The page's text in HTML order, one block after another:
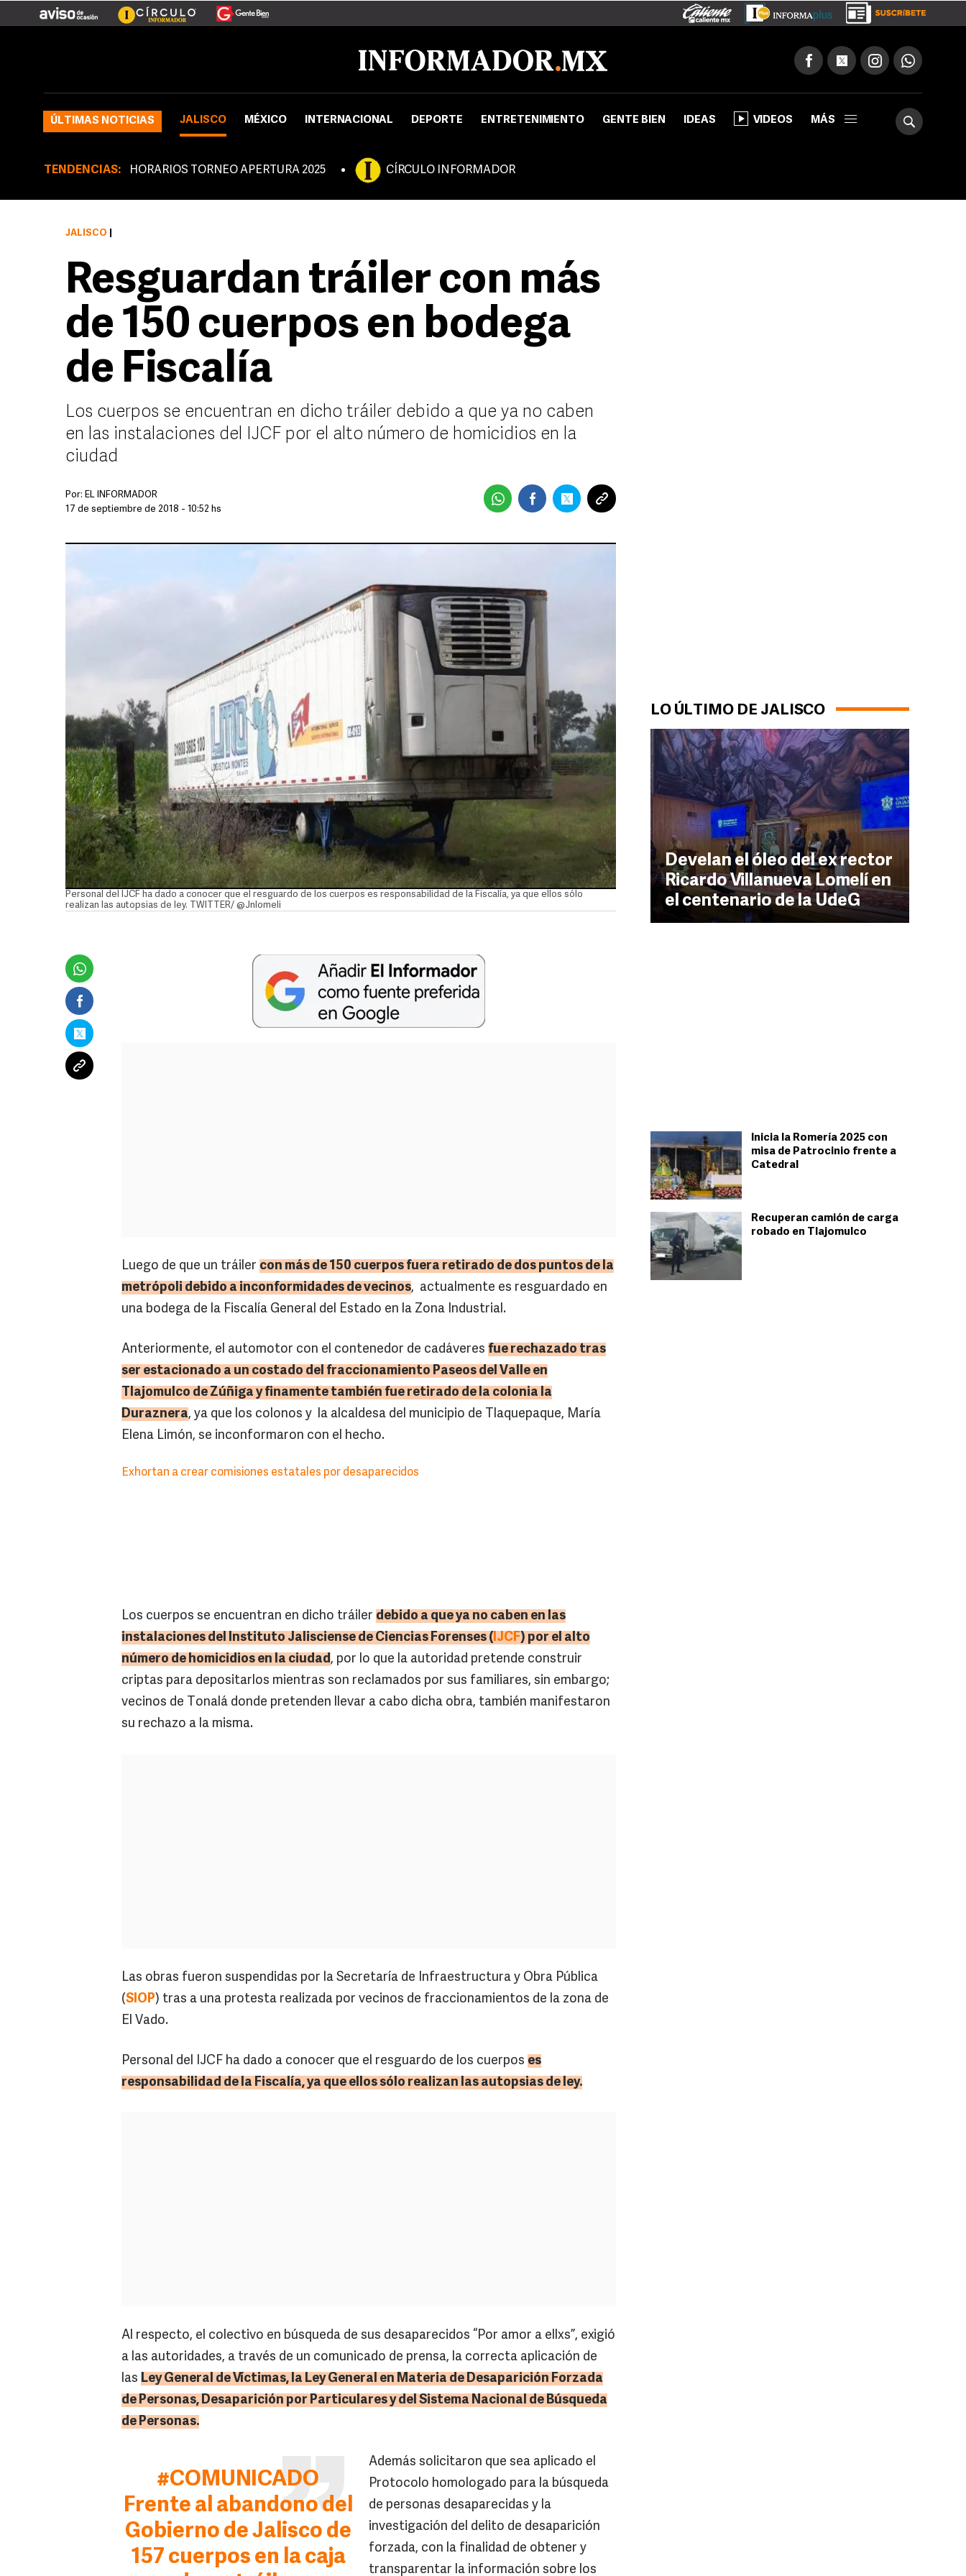
ÚLTIMAS NOTICIAS JALISCO MÉXICO INTERNACIONAL DEPORTE ENTRETENIMIENTO GENTE BIEN IDEAS VIDEOS MÁS
TENDENCIAS: HORARIOS TORNEO APERTURA 2025 CÍRCULO INFORMADOR
LO ÚLTIMO DE JALISCO
Develan el óleo del ex rector
Ricardo Villanueva Lomelí en
el centenario de la UdeG
Inicia la Romería 2025 con
misa de Patrocinio frente a
Catedral
Recuperan camión de carga
robado en Tlajomulco
JALISCO
Resguardan tráiler con más
de 150 cuerpos en bodega
de Fiscalía
Los cuerpos se encuentran en dicho tráiler debido a que ya no caben
en las instalaciones del IJCF por el alto número de homicidios en la
ciudad
Por: EL INFORMADOR
17 de septiembre de 2018 - 10:52 hs
Personal del IJCF ha dado a conocer que el resguardo de los cuerpos es responsabilidad de la Fiscalía, ya que ellos sólo
realizan las autopsias de ley. TWITTER/ @Jnlomeli
Luego de que un tráiler con más de 150 cuerpos fuera retirado de dos puntos de la
metrópoli debido a inconformidades de vecinos, actualmente es resguardado en
una bodega de la Fiscalía General del Estado en la Zona Industrial.
Anteriormente, el automotor con el contenedor de cadáveres fue rechazado tras
ser estacionado a un costado del fraccionamiento Paseos del Valle en
Tlajomulco de Zúñiga y finamente también fue retirado de la colonia la
Duraznera, ya que los colonos y la alcaldesa del municipio de Tlaquepaque, María
Elena Limón, se inconformaron con el hecho.
Exhortan a crear comisiones estatales por desaparecidos
Los cuerpos se encuentran en dicho tráiler debido a que ya no caben en las
instalaciones del Instituto Jalisciense de Ciencias Forenses (IJCF) por el alto
número de homicidios en la ciudad, por lo que la autoridad pretende construir
criptas para depositarlos mientras son reclamados por sus familiares, sin embargo;
vecinos de Tonalá donde pretenden llevar a cabo dicha obra, también manifestaron
su rechazo a la misma.
Las obras fueron suspendidas por la Secretaría de Infraestructura y Obra Pública
(SIOP) tras a una protesta realizada por vecinos de fraccionamientos de la zona de
El Vado.
Personal del IJCF ha dado a conocer que el resguardo de los cuerpos es
responsabilidad de la Fiscalía, ya que ellos sólo realizan las autopsias de ley.
Al respecto, el colectivo en búsqueda de sus desaparecidos “Por amor a ellxs”, exigió
a las autoridades, a través de un comunicado de prensa, la correcta aplicación de
las Ley General de Víctimas, la Ley General en Materia de Desaparición Forzada
de Personas, Desaparición por Particulares y del Sistema Nacional de Búsqueda
de Personas.
#COMUNICADO
Frente al abandono del
Gobierno de Jalisco de
157 cuerpos en la caja
Además solicitaron que sea aplicado el
Protocolo homologado para la búsqueda
de personas desaparecidas y la
investigación del delito de desaparición
forzada, con la finalidad de obtener y
transparentar la información sobre los